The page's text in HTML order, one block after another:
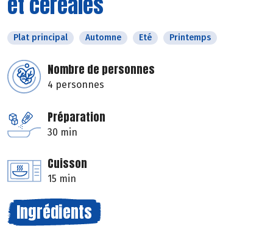
Plat principal Automne Eté Printemps
Nombre de personnes
4 personnes
Préparation
30 min
Cuisson
15 min
Ingrédients